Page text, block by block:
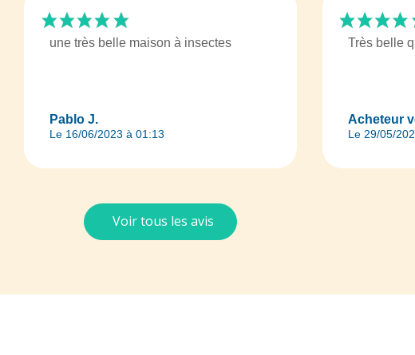
Pablo J.
Le 16/06/2023 à 01:13
une très belle maison à insectes
Acheteur
Le 29/05/
Très belle
Voir tous les avis